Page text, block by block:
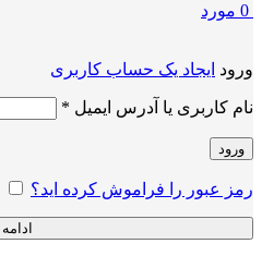
0 مورد
ورود ایجاد یک حساب کاربری
نام کاربری یا آدرس ایمیل *
ورود
رمز عبور را فراموش کرده اید؟
ادامه